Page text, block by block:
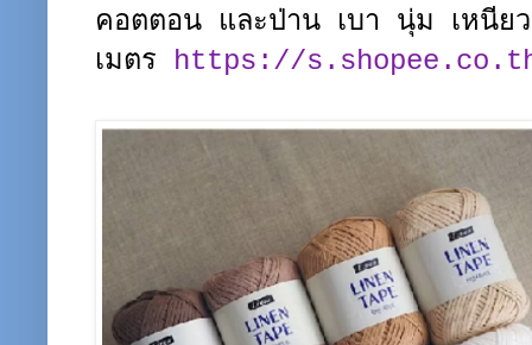
คอตตอน และป่าน เบา นุ่ม เหนีย
เมตร https://